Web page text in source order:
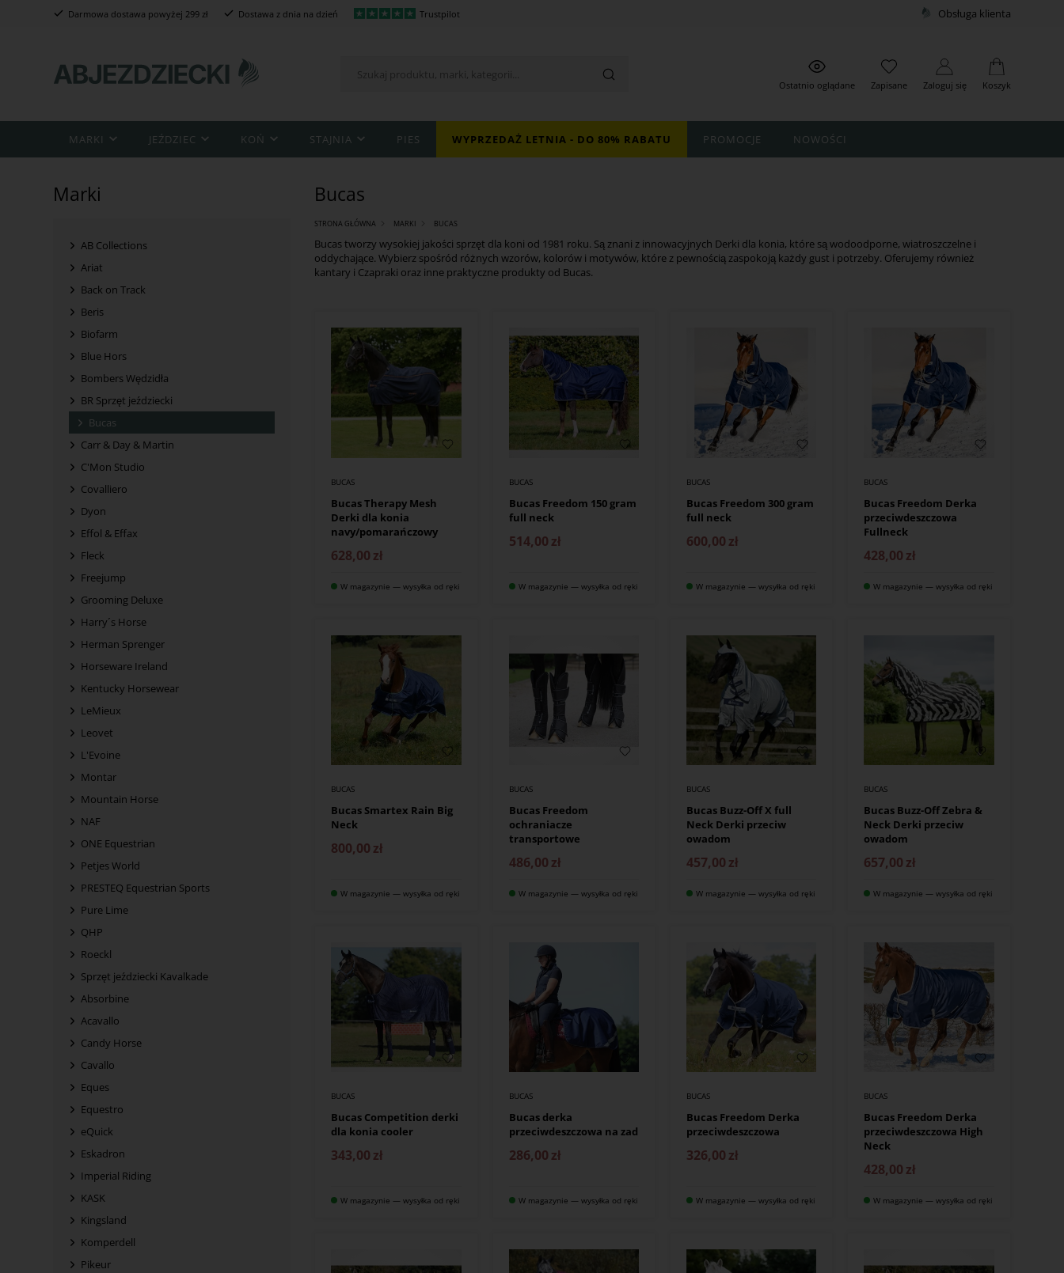
Darmowa dostawa powyżej 299 zł Dostawa z dnia na dzień Trustpilot Obsługa klienta
Ostatnio oglądane Zapisane Zaloguj się Koszyk
MARKI JEŹDZIEC KOŃ STAJNIA PIES WYPRZEDAŻ LETNIA - DO 80% RABATU PROMOCJE NOWOŚCI
Marki
AB Collections
Ariat
Back on Track
Beris
Biofarm
Blue Hors
Bombers Wędzidła
BR Sprzęt jeździecki
Bucas
Carr & Day & Martin
C'Mon Studio
Covalliero
Dyon
Effol & Effax
Fleck
Freejump
Grooming Deluxe
Harry´s Horse
Herman Sprenger
Horseware Ireland
Kentucky Horsewear
LeMieux
Leovet
L'Evoine
Montar
Mountain Horse
NAF
ONE Equestrian
Petjes World
PRESTEQ Equestrian Sports
Pure Lime
QHP
Roeckl
Sprzęt jeździecki Kavalkade
Absorbine
Acavallo
Candy Horse
Cavallo
Eques
Equestro
eQuick
Eskadron
Imperial Riding
KASK
Kingsland
Komperdell
Pikeur
Bucas
STRONA GŁÓWNA MARKI BUCAS
Bucas tworzy wysokiej jakości sprzęt dla koni od 1981 roku. Są znani z innowacyjnych Derki dla konia, które są wodoodporne, wiatroszczelne i
oddychające. Wybierz spośród różnych wzorów, kolorów i motywów, które z pewnością zaspokoją każdy gust i potrzeby. Oferujemy również
kantary i Czapraki oraz inne praktyczne produkty od Bucas.
BUCAS
Bucas Therapy Mesh
Derki dla konia
navy/pomarańczowy
628,00 zł
W magazynie — wysyłka od ręki
BUCAS
Bucas Freedom 150 gram
full neck
514,00 zł
W magazynie — wysyłka od ręki
BUCAS
Bucas Freedom 300 gram
full neck
600,00 zł
W magazynie — wysyłka od ręki
BUCAS
Bucas Freedom Derka
przeciwdeszczowa
Fullneck
428,00 zł
W magazynie — wysyłka od ręki
BUCAS
Bucas Smartex Rain Big
Neck
800,00 zł
W magazynie — wysyłka od ręki
BUCAS
Bucas Freedom
ochraniacze
transportowe
486,00 zł
W magazynie — wysyłka od ręki
BUCAS
Bucas Buzz-Off X full
Neck Derki przeciw
owadom
457,00 zł
W magazynie — wysyłka od ręki
BUCAS
Bucas Buzz-Off Zebra &
Neck Derki przeciw
owadom
657,00 zł
W magazynie — wysyłka od ręki
BUCAS
Bucas Competition derki
dla konia cooler
343,00 zł
W magazynie — wysyłka od ręki
BUCAS
Bucas derka
przeciwdeszczowa na zad
286,00 zł
W magazynie — wysyłka od ręki
BUCAS
Bucas Freedom Derka
przeciwdeszczowa
326,00 zł
W magazynie — wysyłka od ręki
BUCAS
Bucas Freedom Derka
przeciwdeszczowa High
Neck
428,00 zł
W magazynie — wysyłka od ręki